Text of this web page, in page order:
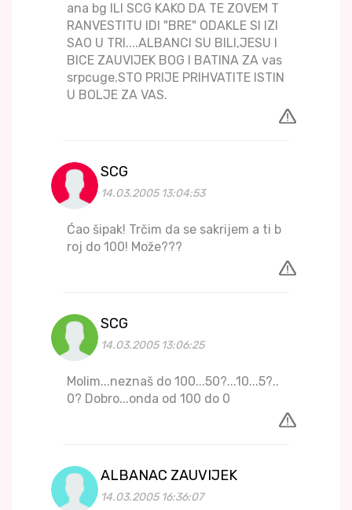
ana bg ILI SCG KAKO DA TE ZOVEM T
RANVESTITU IDI "BRE" ODAKLE SI IZI
SAO U TRI....ALBANCI SU BILI,JESU I
BICE ZAUVIJEK BOG I BATINA ZA vas
srpcuge.STO PRIJE PRIHVATITE ISTIN
U BOLJE ZA VAS.
SCG
14.03.2005 13:04:53
Ćao šipak! Trčim da se sakrijem a ti b
roj do 100! Može???
SCG
14.03.2005 13:06:25
Molim...neznaš do 100...50?...10...5?..
0? Dobro...onda od 100 do 0
ALBANAC ZAUVIJEK
14.03.2005 16:36:07